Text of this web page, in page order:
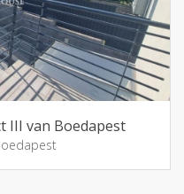
III van Boedapest